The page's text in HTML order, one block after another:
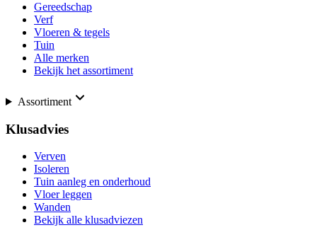
Gereedschap
Verf
Vloeren & tegels
Tuin
Alle merken
Bekijk het assortiment
Assortiment
Klusadvies
Verven
Isoleren
Tuin aanleg en onderhoud
Vloer leggen
Wanden
Bekijk alle klusadviezen